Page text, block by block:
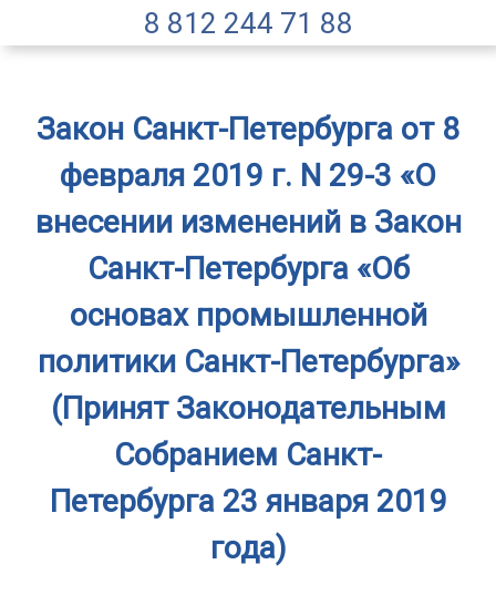
8 812 244 71 88
Закон Санкт-Петербурга от 8
февраля 2019 г. N 29-3 «О
внесении изменений в Закон
Санкт-Петербурга «Об
основах промышленной
политики Санкт-Петербурга»
(Принят Законодательным
Собранием Санкт-
Петербурга 23 января 2019
года)